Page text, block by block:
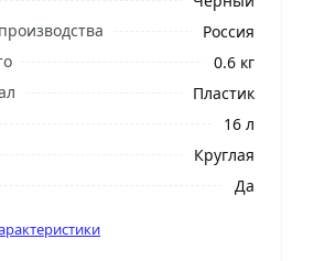
Россия
0.6 кг
Пластик
16 л
Круглая
Да